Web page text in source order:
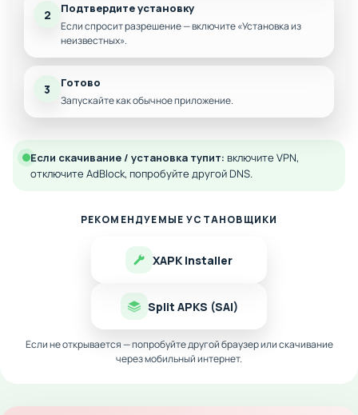
2 Подтвердите установку
Если спросит разрешение — включите «Установка из
неизвестных».
3 Готово
Запускайте как обычное приложение.
Если скачивание / установка тупит: включите VPN,
отключите AdBlock, попробуйте другой DNS.
РЕКОМЕНДУЕМЫЕ УСТАНОВЩИКИ
XAPK Installer
Split APKS (SAI)
Если не открывается — попробуйте другой браузер или скачивание
через мобильный интернет.